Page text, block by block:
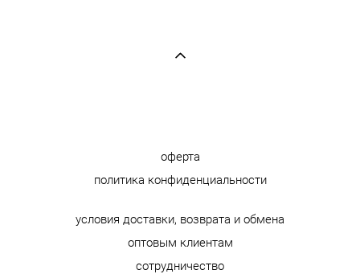
оферта
политика конфиденциальности
условия доставки, возврата и обмена
оптовым клиентам
сотрудничество